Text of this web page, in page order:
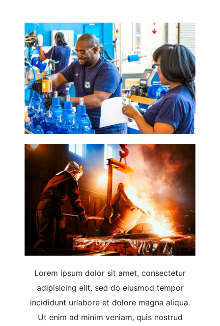
Lorem ipsum dolor sit amet, consectetur
adipisicing elit, sed do eiusmod tempor
incididunt urlabore et dolore magna aliqua.
Ut enim ad minim veniam, quis nostrud